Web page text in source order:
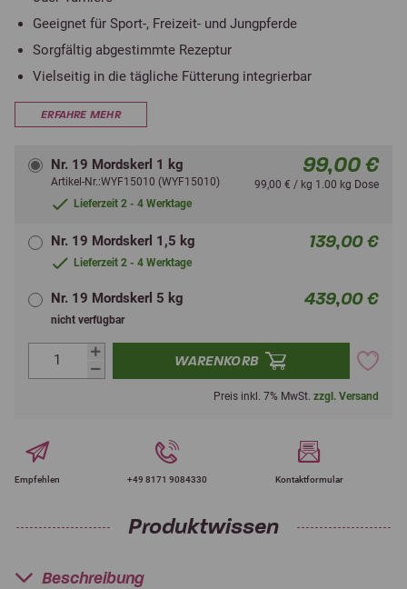
Geeignet für Sport-, Freizeit- und Jungpferde
Sorgfältig abgestimmte Rezeptur
Vielseitig in die tägliche Fütterung integrierbar
ERFAHRE MEHR
Nr. 19 Mordskerl 1 kg
Artikel-Nr.:WYF15010 (WYF15010)
Lieferzeit 2 - 4 Werktage
99,00 €
99,00 € / kg 1.00 kg Dose
Nr. 19 Mordskerl 1,5 kg
Lieferzeit 2 - 4 Werktage
139,00 €
Nr. 19 Mordskerl 5 kg
nicht verfügbar
439,00 €
WARENKORB
Preis inkl. 7% MwSt. zzgl. Versand
Empfehlen +49 8171 9084330 Kontaktformular
Produktwissen
Beschreibung